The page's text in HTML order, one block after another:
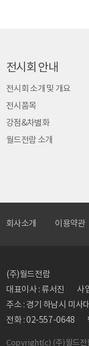
전시회 안내
전시회 소개 및 개요
전시품목
강점&차별화
월드전람 소개
회사소개 이용약관
(주)월드전람
대표이사 : 류서진
사
주소 : 경기 하남시 미
전화 : 02-557-0648
Copyright(c) (주)월드